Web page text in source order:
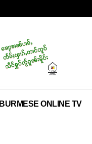
BURMESE ONLINE TV